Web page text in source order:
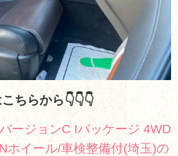
ちらから👇👇👇
ージョンC Iパッケージ 4WD
ホイール/車検整備付(埼玉)の